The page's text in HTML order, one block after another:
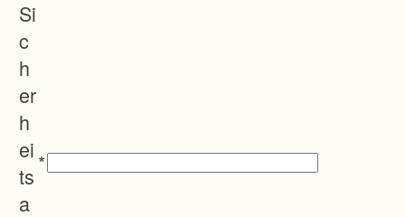
Si
c
h
er
h
ei
ts
a
*